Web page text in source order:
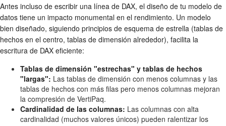
Antes incluso de escribir una línea de DAX, el diseño de tu modelo de
datos tiene un impacto monumental en el rendimiento. Un modelo
bien diseñado, siguiendo principios de esquema de estrella (tablas de
hechos en el centro, tablas de dimensión alrededor), facilita la
escritura de DAX eficiente:
Tablas de dimensión "estrechas" y tablas de hechos
"largas": Las tablas de dimensión con menos columnas y las
tablas de hechos con más filas pero menos columnas mejoran
la compresión de VertiPaq.
Cardinalidad de las columnas: Las columnas con alta
cardinalidad (muchos valores únicos) pueden ralentizar los